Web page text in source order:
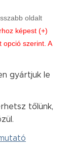
oldalt
képest (+)
opció szerint. A
gyártjuk le
tőlünk,